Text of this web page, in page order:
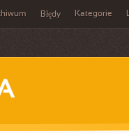
Błędy Kategorie